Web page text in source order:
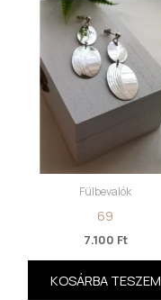
Fülbevalók
69
7.100 Ft
KOSÁRBA TESZEM